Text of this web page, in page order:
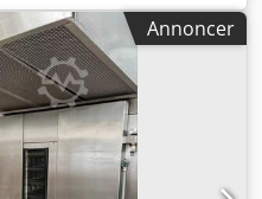
gear •1 timer Valgfrit
- Forstærket
temperaturkontrol
- Låg med åbning til
eksempel) Alle priser er
i Syke (forsendelse via
af omkostningerne)
Forudbetaling ved
Annoncer